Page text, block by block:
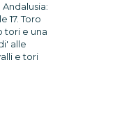
17. Toro
tori e una
alle
e tori